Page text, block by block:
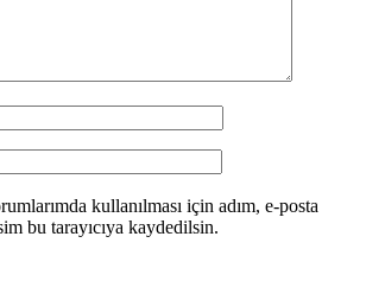
kullanılması için adım, e-posta
bu tarayıcıya kaydedilsin.